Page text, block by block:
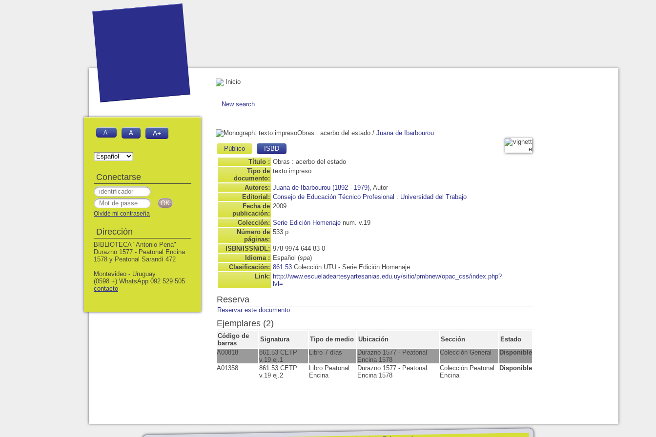
Inicio
New search
Obras : acerbo del estado / Juana de Ibarbourou
Público
ISBD
Título : Obras : acerbo del estado
Tipo de
documento:
texto impreso
Autores: Juana de Ibarbourou (1892 - 1979) , Autor
Editorial: Consejo de Educación Técnico Profesional . Universidad del Trabajo
Fecha de
publicación:
2009
Colección: Serie Edición Homenaje num. v.19
Número de
páginas:
533 p
ISBN/ISSN/DL: 978-9974-644-83-0
Idioma : Español (spa)
Clasificación: 861.53 Colección UTU - Serie Edición Homenaje
Link: http://www.escueladeartesyartesanias.edu.uy/sitio/pmbnew/opac_css/index.php?
lvl=
Reserva
Reservar este documento
Ejemplares (2)
Código de
barras
Signatura Tipo de medio Ubicación Sección
Estado
A00818
861.53 CETP
v.19 ej.1
Libro 7 días
Durazno 1577 - Peatonal
Encina 1578
Colección General Disponible
A01358
861.53 CETP
v.19 ej.2
Libro Peatonal
Encina
Durazno 1577 - Peatonal
Encina 1578
Colección Peatonal
Encina
Disponible
A- A A+
Conectarse
Olvidé mi contraseña
Dirección
BIBLIOTECA "Antonio Pena"
Durazno 1577 - Peatonal Encina
1578 y Peatonal Sarandí 472
Montevideo - Uruguay
(0598 +) WhatsApp 092 529 505
contacto